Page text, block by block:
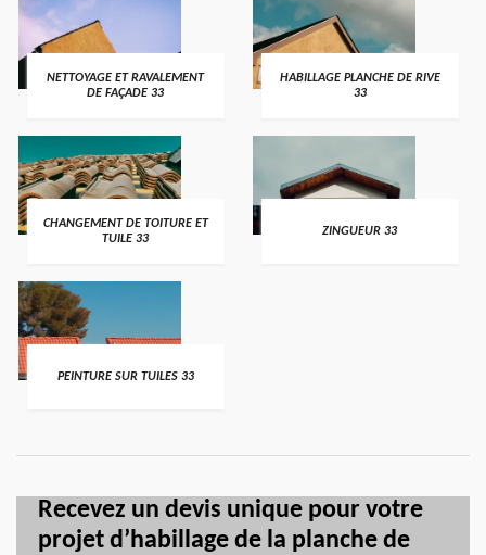
NETTOYAGE ET RAVALEMENT
DE FAÇADE 33
HABILLAGE PLANCHE DE RIVE
33
CHANGEMENT DE TOITURE ET
TUILE 33
ZINGUEUR 33
PEINTURE SUR TUILES 33
Recevez un devis unique pour votre
projet d’habillage de la planche de